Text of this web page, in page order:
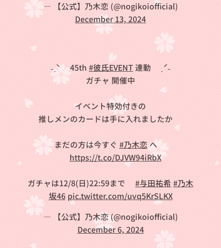
— 【公式】乃木恋 (@nogikoiofficial)
December 13, 2024
˗ˏˋ🎼45th #彼氏EVENT 連動🎄ˎˊ˗
ガチャ 開催中❗
イベント特効付きの
推しメンのカードは手に入れましたか❔
まだの方は今すぐ #乃木恋へ✨
https://t.co/DJVW94iRbX
ガチャは12/8(日)22:59まで💨 #与田祐希 #乃木
坂46 pic.twitter.com/uvq5KrSLKX
— 【公式】乃木恋 (@nogikoiofficial)
December 6, 2024